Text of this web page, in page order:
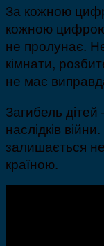
За кожною
кожною
не пролунає.
кімнати,
не має
Загибель
наслідків
залишається
країною.